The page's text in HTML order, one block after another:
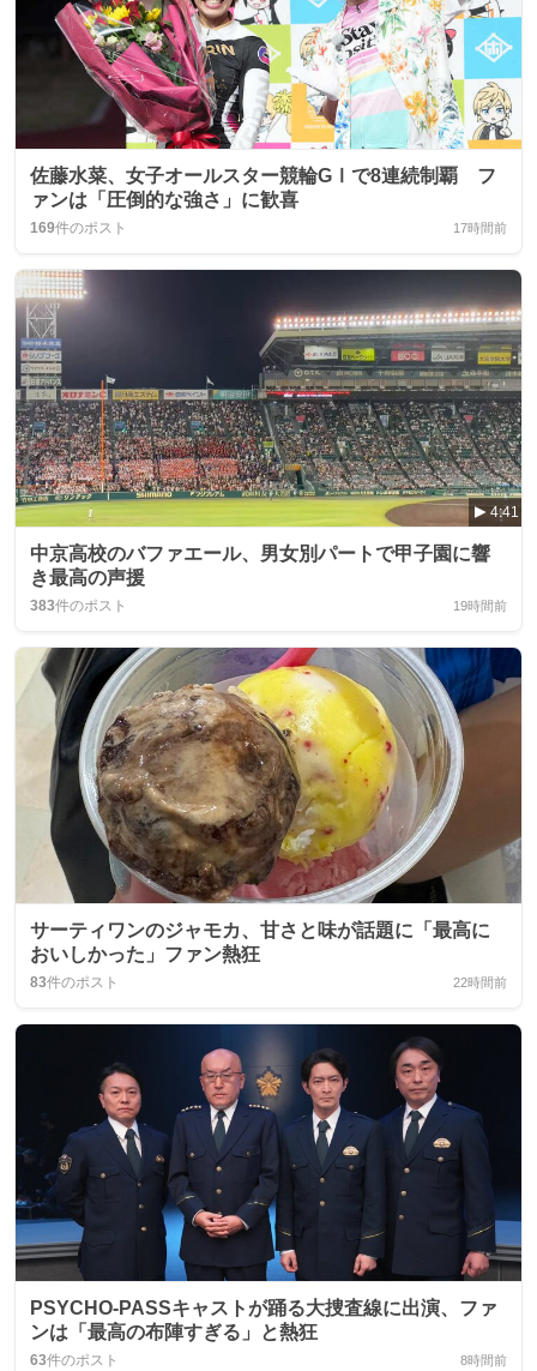
佐藤水菜、女子オールスター競輪GⅠで8連続制覇 フ
ァンは「圧倒的な強さ」に歓喜
169件のポスト 17時間前
4:41
中京高校のバファエール、男女別パートで甲子園に響
き最高の声援
383件のポスト 19時間前
サーティワンのジャモカ、甘さと味が話題に「最高に
おいしかった」ファン熱狂
83件のポスト 22時間前
PSYCHO-PASSキャストが踊る大捜査線に出演、ファ
ンは「最高の布陣すぎる」と熱狂
63件のポスト 8時間前